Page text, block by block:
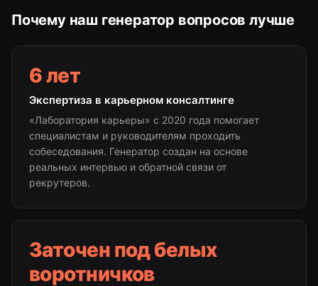
Почему наш генератор вопросов лучше
6 лет
Экспертиза в карьерном консалтинге
«Лаборатория карьеры» с 2020 года помогает
специалистам и руководителям проходить
собеседования. Генератор создан на основе
реальных интервью и обратной связи от
рекрутеров.
Заточен под белых
воротничков